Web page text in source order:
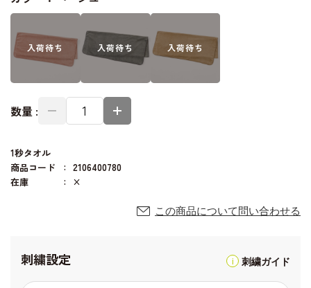
入荷待ち 入荷待ち 入荷待ち
数量 :
1秒タオル
商品コード
2106400780
在庫
×
この商品について問い合わせる
刺繍設定 刺繍ガイド